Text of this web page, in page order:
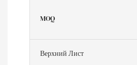
MOQ
Верхний Лист